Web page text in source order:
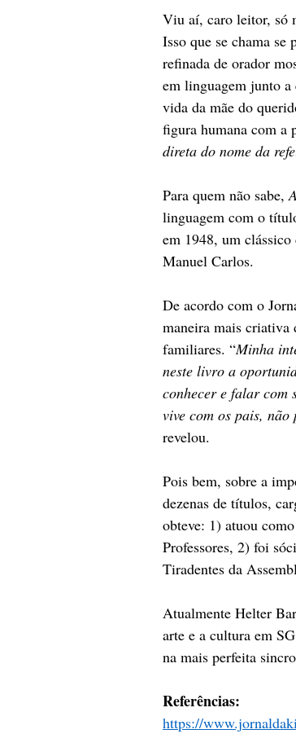
Viu aí, caro leitor, só
Isso que se chama
refinada de orador
em linguagem junto
vida da mãe do
figura humana com
direta do nome da
Para quem não sabe,
linguagem com o
em 1948, um
Manuel Carlos.
De acordo com o
maneira mais criativa
familiares. “Minha
neste livro a
conhecer e falar com
vive com os pais,
revelou.
Pois bem, sobre a
dezenas de títulos,
obteve: 1) atuou
Professores, 2) foi
Tiradentes da
Atualmente Helter
arte e a cultura em
na mais perfeita
Referências:
https://